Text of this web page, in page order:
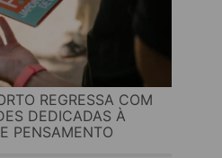
REGRESSA COM
DEDICADAS À
PENSAMENTO